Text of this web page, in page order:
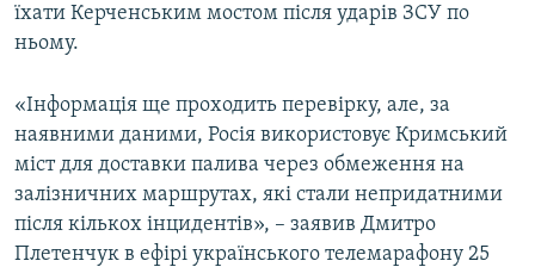
їхати Керченським мостом після ударів ЗСУ по
ньому.
«Інформація ще проходить перевірку, але, за
наявними даними, Росія використовує Кримський
міст для доставки палива через обмеження на
залізничних маршрутах, які стали непридатними
після кількох інцидентів», – заявив Дмитро
Плетенчук в ефірі українського телемарафону 25